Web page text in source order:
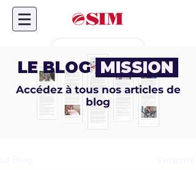
LE BLOG MISSION
Accédez à tous nos articles de
blog